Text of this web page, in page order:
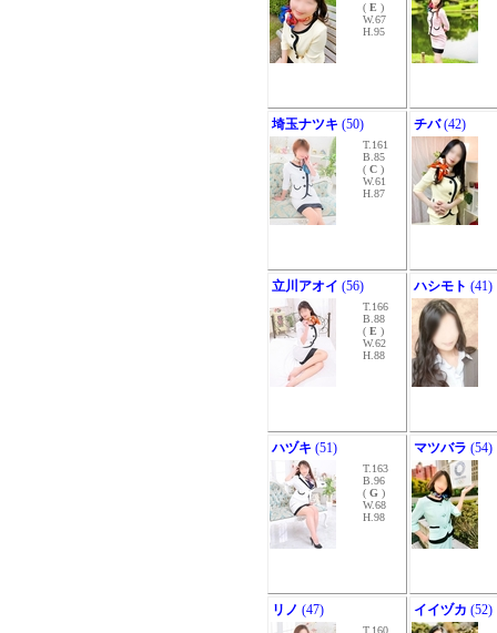
( E )
W.67
H.95
埼玉ナツキ (50)
T.161
B.85
( C )
W.61
H.87
チバ(42)
立川アオイ (56)
T.166
B.88
( E )
W.62
H.88
ハシモト (41)
ハヅキ (51)
T.163
B.96
( G )
W.68
H.98
マツバラ (54)
リノ (47)
T.160
イイヅカ (52)